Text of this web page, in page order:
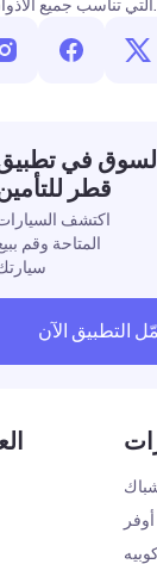
في
قطر
اكتشف
المتاحة وقم
التطبيق الآن